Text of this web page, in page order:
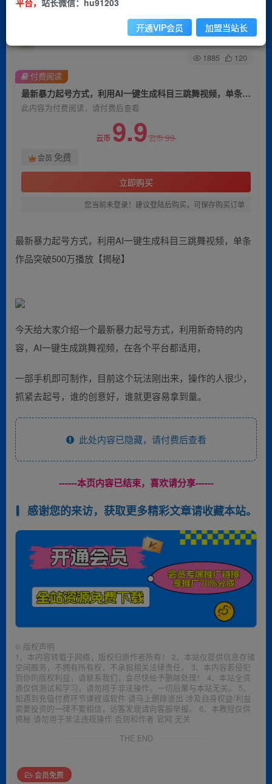
频，单条作品突破500万播放【揭秘】
关注 私信
1885 120
最新暴力起号方式，利用AI一键生成科目三跳舞视频，单条作品突破500万播放【揭秘】
此内容为付费阅读，请付费后查看
云币 9.9云币99
会员 免费
立即购买
您当前未登录！建议登陆后购买，可保存购买订单
付费阅读
最新暴力起号方式，利用AI一键生成科目三跳舞视频，单条
作品突破500万播放【揭秘】
今天给大家介绍一个最新暴力起号方式，利用新奇特的内
容，AI一键生成跳舞视频，在各个平台都适用，
一部手机即可制作，目前这个玩法刚出来，操作的人很少，
抓紧去起号，谁的创意好，谁就更容易拿到量。
此处内容已隐藏，请付费后查看
------本页内容已结束，喜欢请分享------
感谢您的来访，获取更多精彩文章请收藏本站。
© 版权声明
1、本内容转载于网络，版权归原作者所有！ 2、本站仅提供信息存储
空间服务，不拥有所有权，不承担相关法律责任。 3、本内容若侵犯
到你的版权利益，请联系我们，会尽快给予删除处理！ 4、本站全资
源仅供测试和学习，请勿用于非法操作，一切后果与本站无关。 5、
如遇到充值付费环节课程或软件 请马上删除退出 涉及自身权益/利益
需要投资的一律不要相信，访客发现请向客服举报。 6、本教程仅供
揭秘 请勿用于非法违规操作 否则和作者 官网 无关
THE END
会员免费
开通VIP会员 加盟当站长